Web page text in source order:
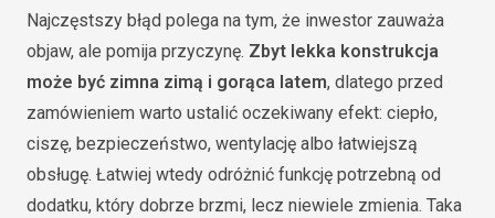
Najczęstszy błąd polega na tym, że inwestor zauważa
objaw, ale pomija przyczynę. Zbyt lekka konstrukcja
może być zimna zimą i gorąca latem, dlatego przed
zamówieniem warto ustalić oczekiwany efekt: ciepło,
ciszę, bezpieczeństwo, wentylację albo łatwiejszą
obsługę. Łatwiej wtedy odróżnić funkcję potrzebną od
dodatku, który dobrze brzmi, lecz niewiele zmienia. Taka